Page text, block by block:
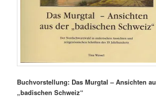
Buchvorstellung: Das Murgtal – Ansichten
„badischen Schweiz“